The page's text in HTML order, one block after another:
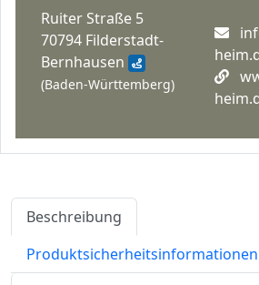
Ruiter Straße 5
70794 Filderstadt-
Bernhausen
(Baden-Württemberg)
Beschreibung
Produktsicherheitsinformationen